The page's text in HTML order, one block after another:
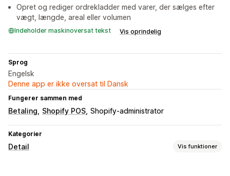
Opret og rediger ordrekladder med varer, der sælges efter
vægt, længde, areal eller volumen
Indeholder maskinoversat tekst Vis oprindelig
Sprog
Engelsk
Denne app er ikke oversat til Dansk
Fungerer sammen med
Betaling Shopify POS Shopify-administrator
Kategorier
Detail Vis funktioner